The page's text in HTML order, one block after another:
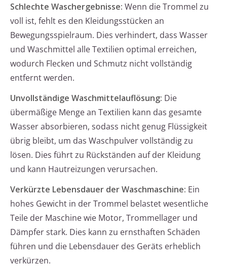
Schlechte Waschergebnisse: Wenn die Trommel zu
voll ist, fehlt es den Kleidungsstücken an
Bewegungsspielraum. Dies verhindert, dass Wasser
und Waschmittel alle Textilien optimal erreichen,
wodurch Flecken und Schmutz nicht vollständig
entfernt werden.
Unvollständige Waschmittelauflösung: Die
übermäßige Menge an Textilien kann das gesamte
Wasser absorbieren, sodass nicht genug Flüssigkeit
übrig bleibt, um das Waschpulver vollständig zu
lösen. Dies führt zu Rückständen auf der Kleidung
und kann Hautreizungen verursachen.
Verkürzte Lebensdauer der Waschmaschine: Ein
hohes Gewicht in der Trommel belastet wesentliche
Teile der Maschine wie Motor, Trommellager und
Dämpfer stark. Dies kann zu ernsthaften Schäden
führen und die Lebensdauer des Geräts erheblich
verkürzen.